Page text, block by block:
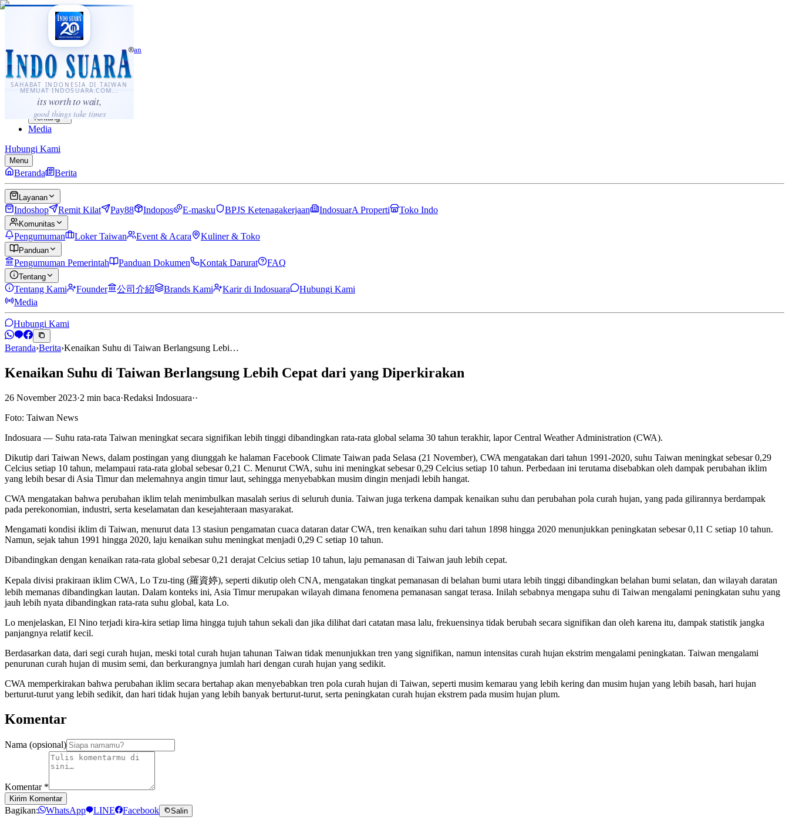
SAHABAT INDONESIA DI TAIWAN
MEMUAT INDOSUARA.COM...
its worth to wait,
good things take times
·...
⌘K
Sahabat Indonesia di Taiwan
Berita
Layanan
Komunitas
Panduan
Tentang
Media
Hubungi Kami
Menu
Beranda Berita
Layanan
Indoshop Remit Kilat Pay88 Indopos E-masku BPJS Ketenagakerjaan IndosuarA Properti Toko Indo
Komunitas
Pengumuman Loker Taiwan Event & Acara Kuliner & Toko
Panduan
Pengumuman Pemerintah Panduan Dokumen Kontak Darurat FAQ
Tentang
Tentang Kami Founder 公司介紹 Brands Kami Karir di Indosuara
Hubungi Kami
Media
Hubungi Kami
Beranda›Berita›Kenaikan Suhu di Taiwan Berlangsung Lebi…
Kenaikan Suhu di Taiwan Berlangsung Lebih Cepat dari yang Diperkirakan
26 November 2023·2 min baca·Redaksi Indosuara··
Foto: Taiwan News
Indosuara — Suhu rata-rata Taiwan meningkat secara signifikan lebih tinggi dibandingkan rata-rata global selama 30 tahun terakhir, lapor Central Weather Administration (CWA).
Dikutip dari Taiwan News, dalam postingan yang diunggah ke halaman Facebook Climate Taiwan pada Selasa (21 November), CWA mengatakan dari tahun 1991-2020, suhu Taiwan meningkat sebesar 0,29
Celcius setiap 10 tahun, melampaui rata-rata global sebesar 0,21 C. Menurut CWA, suhu ini meningkat sebesar 0,29 Celcius setiap 10 tahun. Perbedaan ini terutama disebabkan oleh dampak perubahan iklim
yang lebih besar di Asia Timur dan melemahnya angin timur laut, sehingga menyebabkan musim dingin menjadi lebih hangat.
CWA mengatakan bahwa perubahan iklim telah menimbulkan masalah serius di seluruh dunia. Taiwan juga terkena dampak kenaikan suhu dan perubahan pola curah hujan, yang pada gilirannya berdampak
pada perekonomian, industri, serta keselamatan dan kesejahteraan masyarakat.
Mengamati kondisi iklim di Taiwan, menurut data 13 stasiun pengamatan cuaca dataran datar CWA, tren kenaikan suhu dari tahun 1898 hingga 2020 menunjukkan peningkatan sebesar 0,11 C setiap 10 tahun.
Namun, sejak tahun 1991 hingga 2020, laju kenaikan suhu meningkat menjadi 0,29 C setiap 10 tahun.
Dibandingkan dengan kenaikan rata-rata global sebesar 0,21 derajat Celcius setiap 10 tahun, laju pemanasan di Taiwan jauh lebih cepat.
Kepala divisi prakiraan iklim CWA, Lo Tzu-ting (羅資婷), seperti dikutip oleh CNA, mengatakan tingkat pemanasan di belahan bumi utara lebih tinggi dibandingkan belahan bumi selatan, dan wilayah daratan
lebih memanas dibandingkan lautan. Dalam konteks ini, Asia Timur merupakan wilayah dimana fenomena pemanasan sangat terasa. Inilah sebabnya mengapa suhu di Taiwan mengalami peningkatan suhu yang
jauh lebih nyata dibandingkan rata-rata suhu global, kata Lo.
Lo menjelaskan, El Nino terjadi kira-kira setiap lima hingga tujuh tahun sekali dan jika dilihat dari catatan masa lalu, frekuensinya tidak berubah secara signifikan dan oleh karena itu, dampak statistik jangka
panjangnya relatif kecil.
Berdasarkan data, dari segi curah hujan, meski total curah hujan tahunan Taiwan tidak menunjukkan tren yang signifikan, namun intensitas curah hujan ekstrim mengalami peningkatan. Taiwan mengalami
penurunan curah hujan di musim semi, dan berkurangnya jumlah hari dengan curah hujan yang sedikit.
CWA memperkirakan bahwa perubahan iklim secara bertahap akan menyebabkan tren pola curah hujan di Taiwan, seperti musim kemarau yang lebih kering dan musim hujan yang lebih basah, hari hujan
berturut-turut yang lebih sedikit, dan hari tidak hujan yang lebih banyak berturut-turut, serta peningkatan curah hujan ekstrem pada musim hujan plum.
Komentar
Nama (opsional)
Komentar *
Kirim Komentar
Bagikan: WhatsApp LINE Facebook Salin